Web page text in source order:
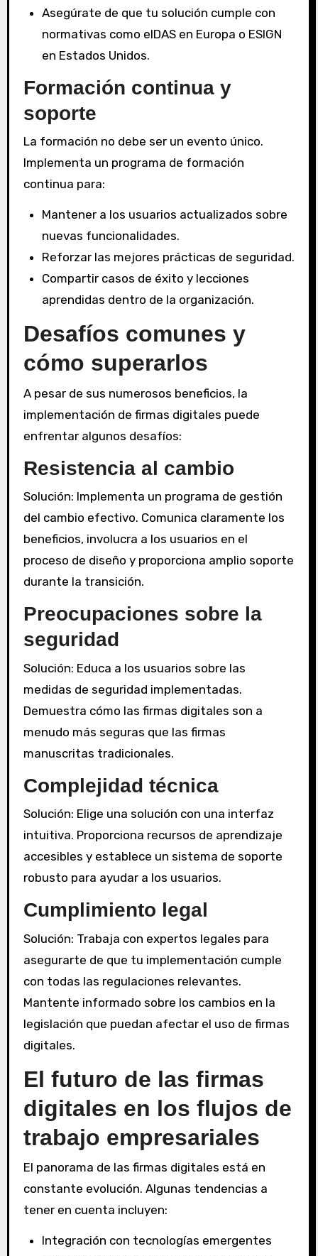
Asegúrate de que tu solución cumple con
normativas como eIDAS en Europa o ESIGN
en Estados Unidos.
Formación continua y
soporte
La formación no debe ser un evento único.
Implementa un programa de formación
continua para:
Mantener a los usuarios actualizados sobre
nuevas funcionalidades.
Reforzar las mejores prácticas de seguridad.
Compartir casos de éxito y lecciones
aprendidas dentro de la organización.
Desafíos comunes y
cómo superarlos
A pesar de sus numerosos beneficios, la
implementación de firmas digitales puede
enfrentar algunos desafíos:
Resistencia al cambio
Solución: Implementa un programa de gestión
del cambio efectivo. Comunica claramente los
beneficios, involucra a los usuarios en el
proceso de diseño y proporciona amplio soporte
durante la transición.
Preocupaciones sobre la
seguridad
Solución: Educa a los usuarios sobre las
medidas de seguridad implementadas.
Demuestra cómo las firmas digitales son a
menudo más seguras que las firmas
manuscritas tradicionales.
Complejidad técnica
Solución: Elige una solución con una interfaz
intuitiva. Proporciona recursos de aprendizaje
accesibles y establece un sistema de soporte
robusto para ayudar a los usuarios.
Cumplimiento legal
Solución: Trabaja con expertos legales para
asegurarte de que tu implementación cumple
con todas las regulaciones relevantes.
Mantente informado sobre los cambios en la
legislación que puedan afectar el uso de firmas
digitales.
El futuro de las firmas
digitales en los flujos de
trabajo empresariales
El panorama de las firmas digitales está en
constante evolución. Algunas tendencias a
tener en cuenta incluyen:
Integración con tecnologías emergentes